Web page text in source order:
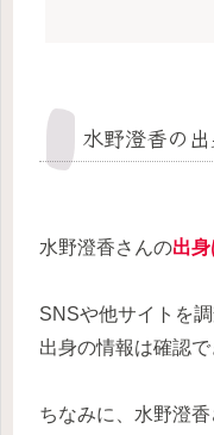
水野澄香の
水野澄香さんの出
SNSや他サイトを
出身の情報は確認で
ちなみに、水野澄